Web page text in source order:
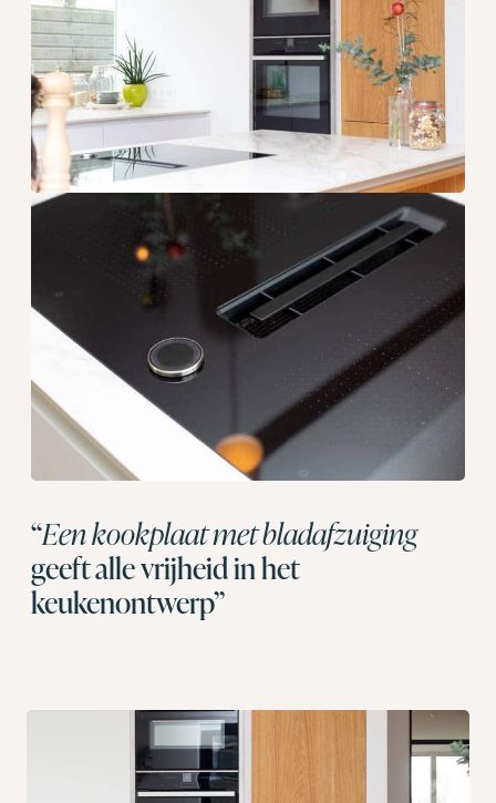
“Een kookplaat met bladafzuiging
geeft alle vrijheid in het
keukenontwerp”